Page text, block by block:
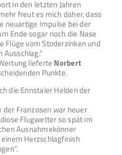
in den letzten Jahren
freut es mich daher, dass
neuartige Impulse bei der
Ende sogar noch die Nase
Flüge vom Stoderzinken und
lieferte Norbert
Punkte.
die Ennstaler Helden der
der Franzosen war heuer
Flugwetter so spät im
Ausnahmekönner
Herzschlagfinish